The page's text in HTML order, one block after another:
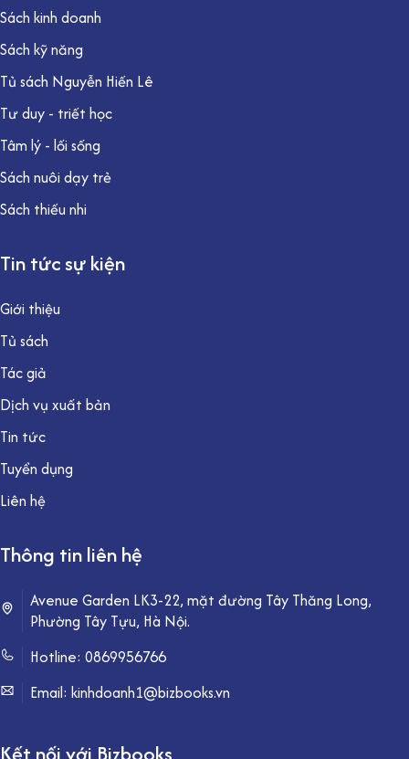
Sách kinh doanh
Sách kỹ năng
Tủ sách Nguyễn Hiến Lê
Tư duy - triết học
Tâm lý - lối sống
Sách nuôi dạy trẻ
Sách thiếu nhi
Tin tức sự kiện
Giới thiệu
Tủ sách
Tác giả
Dịch vụ xuất bản
Tin tức
Tuyển dụng
Liên hệ
Thông tin liên hệ
Avenue Garden LK3-22, mặt đường Tây Thăng Long,
Phường Tây Tựu, Hà Nội.
Hotline: 0869956766
Email: kinhdoanh1@bizbooks.vn